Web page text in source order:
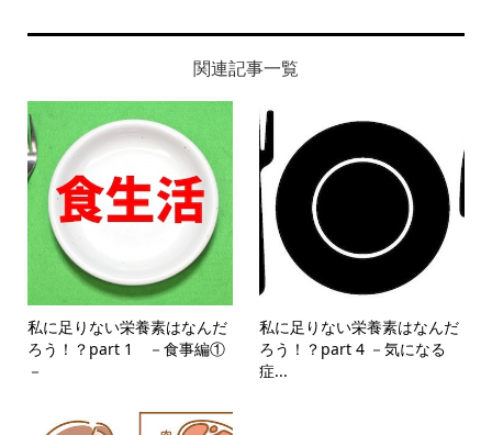
関連記事一覧
私に足りない栄養素はなんだ
ろう！？part 1 －食事編①
－
私に足りない栄養素はなんだ
ろう！？part 4 －気になる
症...